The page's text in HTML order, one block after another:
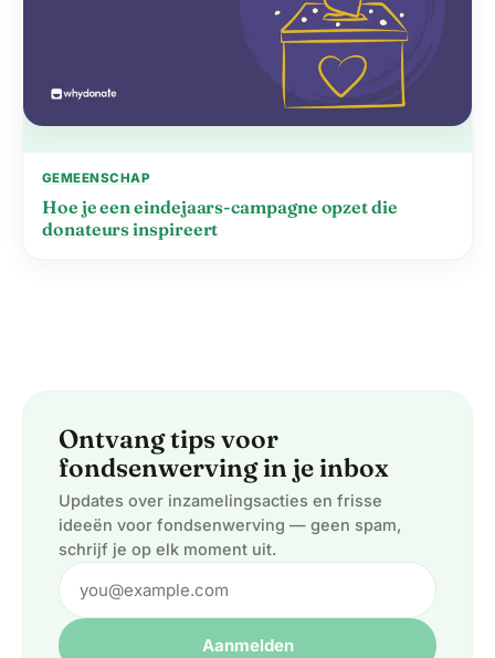
GEMEENSCHAP
Hoe je een eindejaars-campagne opzet die
donateurs inspireert
Ontvang tips voor
fondsenwerving in je inbox
Updates over inzamelingsacties en frisse
ideeën voor fondsenwerving — geen spam,
schrijf je op elk moment uit.
Aanmelden